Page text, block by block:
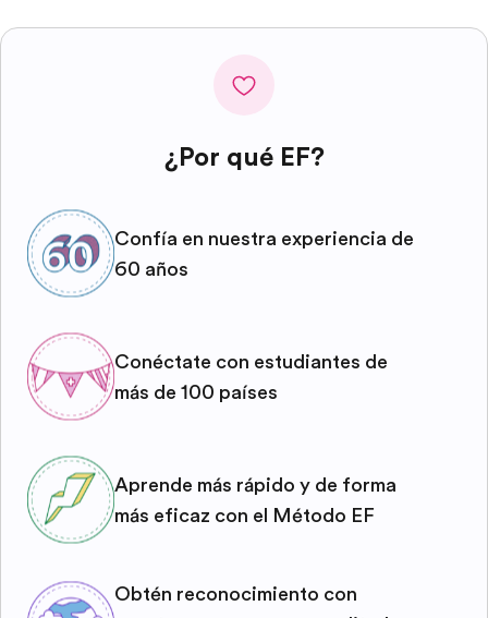
¿Por qué EF?
Confía en nuestra experiencia de
60 años
Conéctate con estudiantes de
más de 100 países
Aprende más rápido y de forma
más eficaz con el Método EF
Obtén reconocimiento con